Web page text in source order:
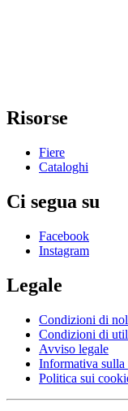
Risorse
Fiere
Cataloghi
Ci segua su
Facebook
Instagram
Legale
Condizioni di
Condizioni di
Avviso legale
Informativa
Politica sui